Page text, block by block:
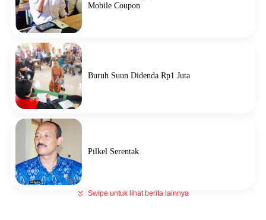
Mobile Coupon
Buruh Suun Didenda Rp1 Juta
Pilkel Serentak
Swipe untuk lihat berita lainnya